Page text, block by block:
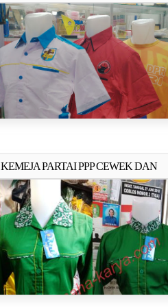
KEMEJA PARTAI PPP CEWEK DAN
COWOK